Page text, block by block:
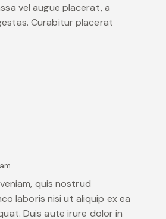
vel augue placerat, a
Curabitur placerat
quis nostrud
laboris nisi ut aliquip ex ea
Duis aute irure dolor in